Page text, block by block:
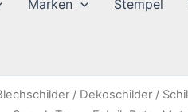
Marken Stempel
/ Dekoschilder /